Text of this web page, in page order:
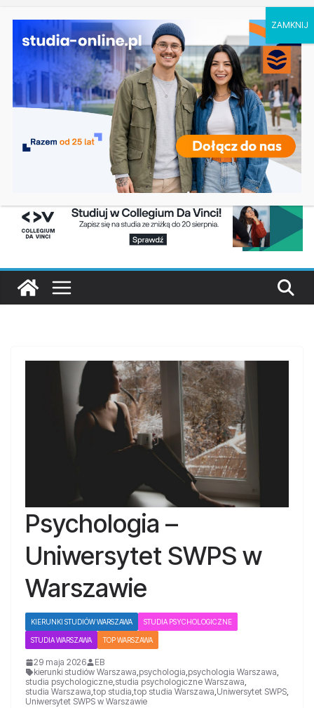
Ostatnie
wpisy:
Filologia słowiańska w Krakowie
Studia historyczne w Łodzi
Analityka biznesowa i Data Science – Collegium
Da Vinci w Poznaniu
Chemia w Opolu
Biologia w Rzeszowie
Psychologia –
Uniwersytet SWPS w
Warszawie
KIERUNKI STUDIÓW WARSZAWA STUDIA PSYCHOLOGICZNE
STUDIA WARSZAWA TOP WARSZAWA
29 maja 2026
EB
kierunki studiów Warszawa,psychologia,psychologia Warszawa,
studia psychologiczne,studia psychologiczne Warszawa,
studia Warszawa,top studia,top studia Warszawa,Uniwersytet SWPS,
Uniwersytet SWPS w Warszawie